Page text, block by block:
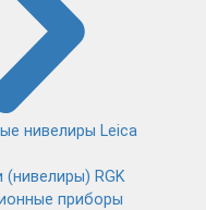
нивелиры Leica
(нивелиры) RGK
приборы